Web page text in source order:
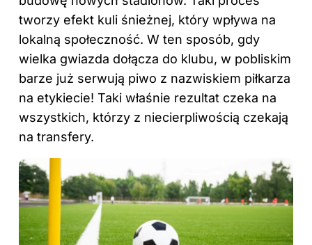
tworzy efekt kuli śnieżnej, który wpływa na
lokalną społeczność. W ten sposób, gdy
wielka gwiazda dołącza do klubu, w pobliskim
barze już serwują piwo z nazwiskiem piłkarza
na etykiecie! Taki właśnie rezultat czeka na
wszystkich, którzy z niecierpliwością czekają
na transfery.